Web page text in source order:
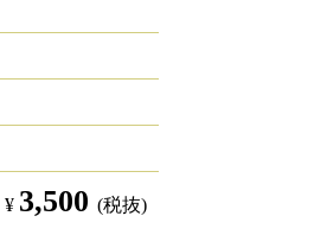
¥ 3,500 (税抜)